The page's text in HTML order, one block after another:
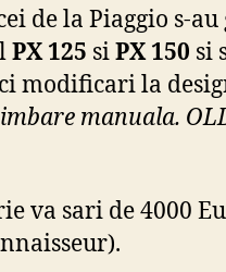
de la Piaggio s-
PX 125 siPX 150 si
modificari la
manuala.
va sari de 4000